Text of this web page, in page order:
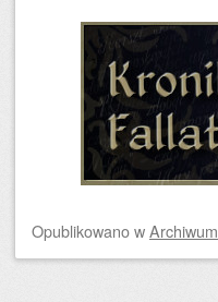
OpublikowanowArchiwum